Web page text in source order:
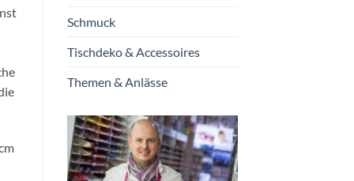
Schmuck
Tischdeko & Accessoires
Themen & Anlässe